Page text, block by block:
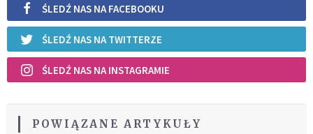
ŚLEDŹ NAS NA FACEBOOKU
ŚLEDŹ NAS NA TWITTERZE
ŚLEDŹ NAS NA INSTAGRAMIE
POWIĄZANE ARTYKUŁY